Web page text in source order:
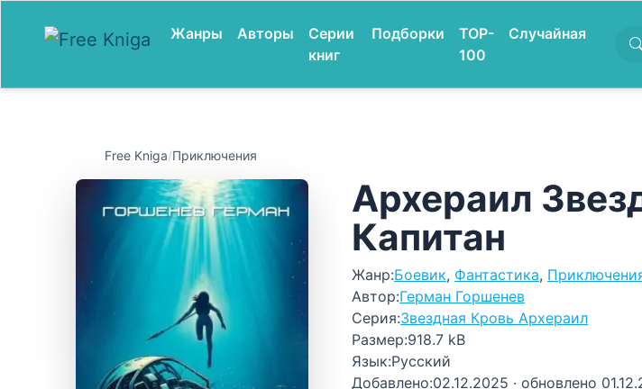
Жанры Авторы
Серии
книг
Подборки
TOP-
100
Случайная
Free Kniga/Приключения
Архераил
Капитан
Жанр:Боевик, Фантастика,
Автор:Герман Горшенев
Серия:Звездная Кровь Архераил
Размер:918.7 kB
Язык:Русский
Добавлено:02.12.2025 · обновлено